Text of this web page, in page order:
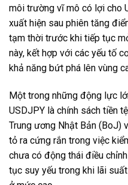
môi trường vĩ mô có lợi cho
xuất hiện sau phiên tăng
tạm thời trước khi tiếp tục
này, kết hợp với các yếu tố
khả năng bứt phá lên vùng
Một trong những động lực
USDJPY là chính sách tiền
Trung ương Nhật Bản (BoJ)
tỏ ra cứng rắn trong việc
chưa có động thái điều
tục suy yếu trong khi lãi